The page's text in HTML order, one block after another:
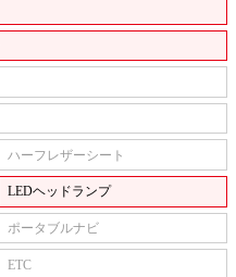
ハーフレザーシート
LEDヘッドランプ
ポータブルナビ
ETC